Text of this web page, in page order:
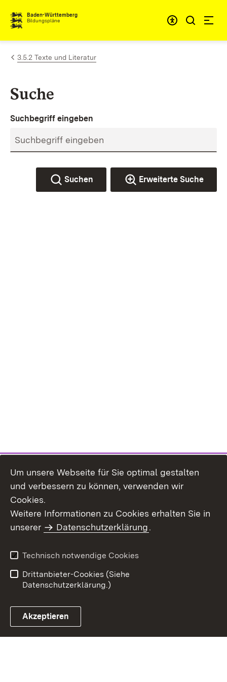
Zum Inhalt springen
Baden-Württemberg
Bildungspläne
3.5.2 Texte und Literatur
Suche
Suchbegriff eingeben
Suchen Erweiterte Suche
Um unsere Webseite für Sie optimal gestalten
und verbessern zu können, verwenden wir
Cookies.
Weitere Informationen zu Cookies erhalten Sie in
unserer
Datenschutzerklärung.
Technisch notwendige Cookies
Drittanbieter-Cookies (Siehe
Datenschutzerklärung.)
Akzeptieren